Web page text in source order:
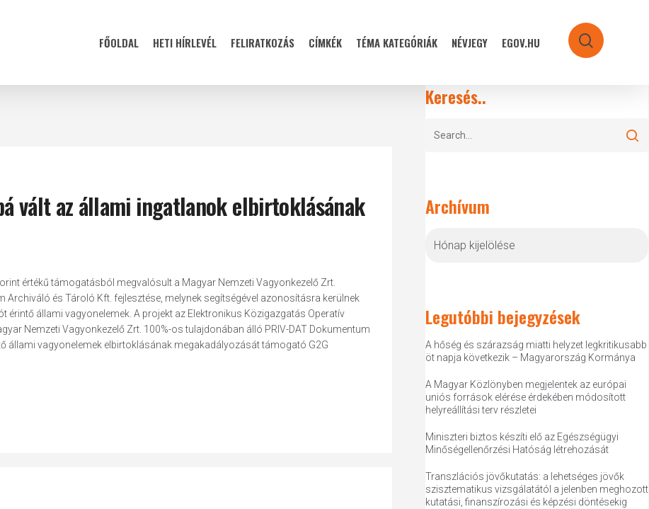
FŐOLDAL HETI HÍRLEVÉL FELIRATKOZÁS CÍMKÉK TÉMA KATEGÓRIÁK NÉVJEGY EGOV.HU search
vált az állami ingatlanok elbirtoklásának
értékű támogatásból megvalósult a Magyar Nemzeti Vagyonkezelő Zrt.
és Tároló Kft. fejlesztése, melynek segítségével azonosításra kerülnek
érintő állami vagyonelemek. A projekt az Elektronikus Közigazgatás Operatív
Nemzeti Vagyonkezelő Zrt. 100%-os tulajdonában álló PRIV-DAT Dokumentum
állami vagyonelemek elbirtoklásának megakadályozását támogató G2G
Keresés..
Archívum
Legutóbbi bejegyzések
A hőség és szárazság miatti helyzet legkritikusabb
öt napja következik – Magyarország Kormánya
A Magyar Közlönyben megjelentek az európai
uniós források elérése érdekében módosított
helyreállítási terv részletei
Miniszteri biztos készíti elő az Egészségügyi
Minőségellenőrzési Hatóság létrehozását
Transzlációs jövőkutatás: a lehetséges jövők
szisztematikus vizsgálatától a jelenben meghozott
kutatási, finanszírozási és képzési döntésekig